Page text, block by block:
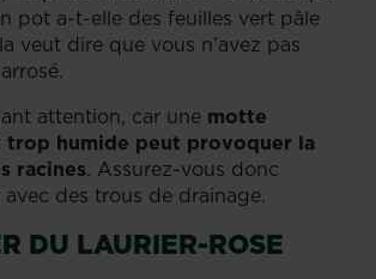
pot a-t-elle des feuilles vert pâle
veut dire que vous n’avez pas
attention, car une motte
trop humide peut provoquer la
racines. Assurez-vous donc
des trous de drainage.
DU LAURIER-ROSE